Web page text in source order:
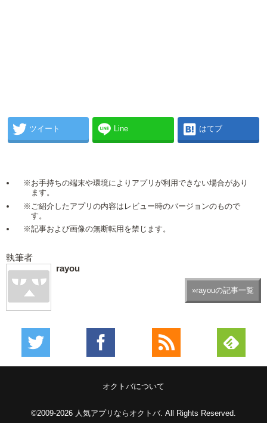
ツイート Line はてブ
※お手持ちの端末や環境によりアプリが利用できない場合があり
ます。
※ご紹介したアプリの内容はレビュー時のバージョンのもので
す。
※記事および画像の無断転用を禁じます。
執筆者
rayou
»rayouの記事一覧
オクトバについて
©2009-2026 人気アプリならオクトバ. All Rights Reserved.